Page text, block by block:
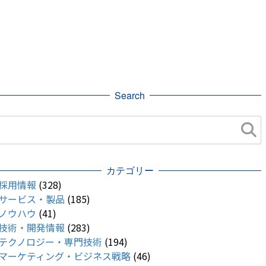
Search
カテゴリー
用情報 (328)
ービス・製品 (185)
ウハウ (41)
術・開発情報 (283)
クノロジー・専門技術 (194)
ーケティング・ビジネス戦略 (46)